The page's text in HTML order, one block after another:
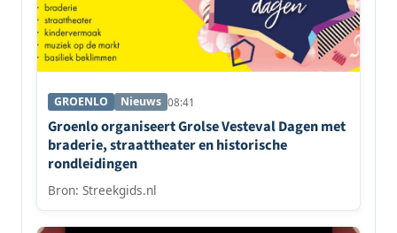
GROENLO Nieuws 08:41
Groenlo organiseert Grolse Vesteval Dagen met
braderie, straattheater en historische
rondleidingen
Bron: Streekgids.nl